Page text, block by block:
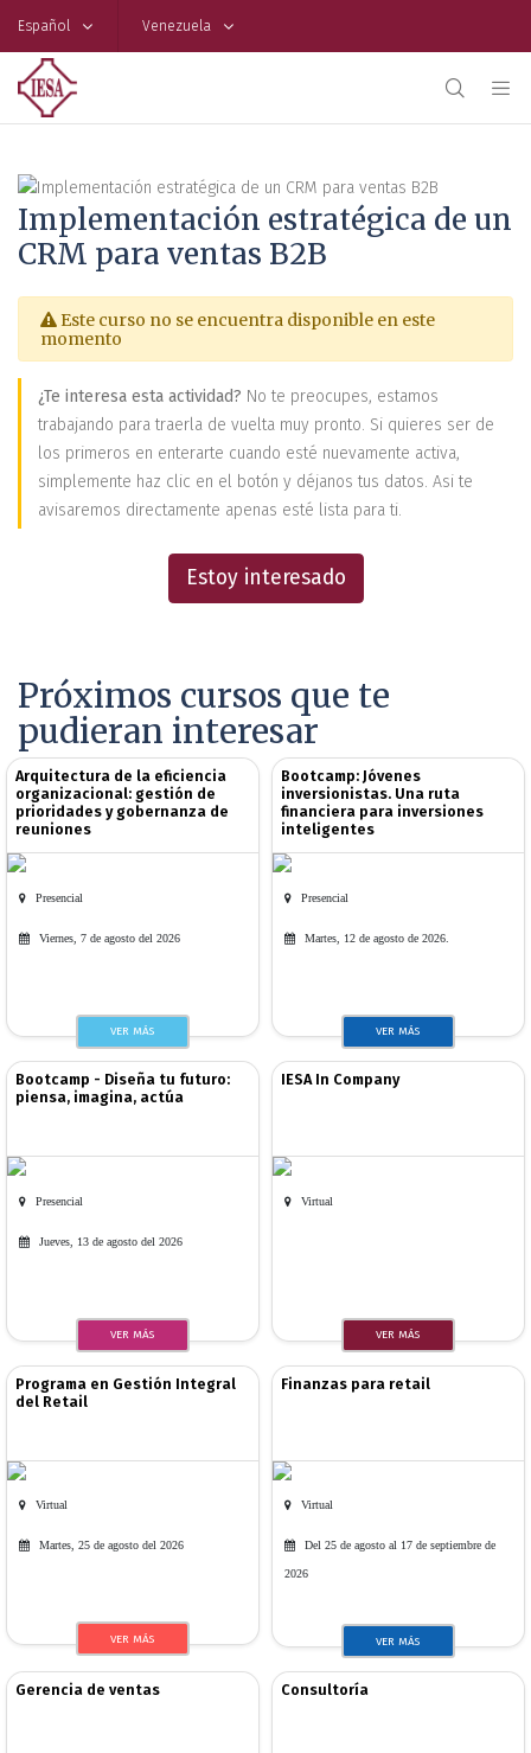
Español Venezuela
Implementación estratégica de un
CRM para ventas B2B
Este curso no se encuentra disponible en este
momento
¿Te interesa esta actividad? No te preocupes, estamos
trabajando para traerla de vuelta muy pronto. Si quieres ser de
los primeros en enterarte cuando esté nuevamente activa,
simplemente haz clic en el botón y déjanos tus datos. Asi te
avisaremos directamente apenas esté lista para ti.
Estoy interesado
Próximos cursos que te
pudieran interesar
Arquitectura de la eficiencia
organizacional: gestión de
prioridades y gobernanza de
reuniones
Presencial
Viernes, 7 de agosto del 2026
VER MÁS
Bootcamp: Jóvenes
inversionistas. Una ruta
financiera para inversiones
inteligentes
Presencial
Martes, 12 de agosto de 2026.
VER MÁS
Bootcamp - Diseña tu futuro:
piensa, imagina, actúa
Presencial
Jueves, 13 de agosto del 2026
VER MÁS
IESA In Company
Virtual
VER MÁS
Programa en Gestión Integral
del Retail
Virtual
Martes, 25 de agosto del 2026
VER MÁS
Finanzas para retail
Virtual
Del 25 de agosto al 17 de septiembre de
2026
VER MÁS
Gerencia de ventas Consultoría